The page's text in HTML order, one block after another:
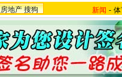
地产 搜狗 新闻 -